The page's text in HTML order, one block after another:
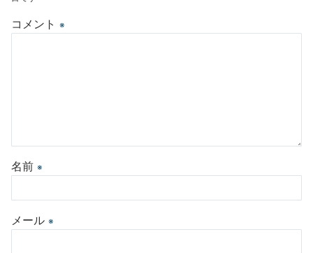
コメント ※
名前 ※
メール ※